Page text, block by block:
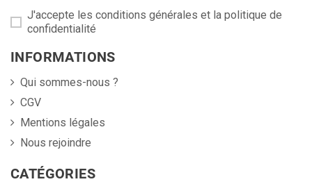
J'accepte les conditions générales et la politique de
confidentialité
INFORMATIONS
Qui sommes-nous ?
CGV
Mentions légales
Nous rejoindre
CATÉGORIES